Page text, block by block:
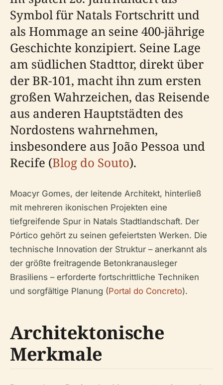
Symbol für Natals Fortschritt und
als Hommage an seine 400-jährige
Geschichte konzipiert. Seine Lage
am südlichen Stadttor, direkt über
der BR-101, macht ihn zum ersten
großen Wahrzeichen, das Reisende
aus anderen Hauptstädten des
Nordostens wahrnehmen,
insbesondere aus João Pessoa und
Recife (Blog do Souto).
Moacyr Gomes, der leitende Architekt, hinterließ
mit mehreren ikonischen Projekten eine
tiefgreifende Spur in Natals Stadtlandschaft. Der
Pórtico gehört zu seinen gefeiertsten Werken. Die
technische Innovation der Struktur – anerkannt als
der größte freitragende Betonkranausleger
Brasiliens – erforderte fortschrittliche Techniken
und sorgfältige Planung (Portal do Concreto).
Architektonische
Merkmale